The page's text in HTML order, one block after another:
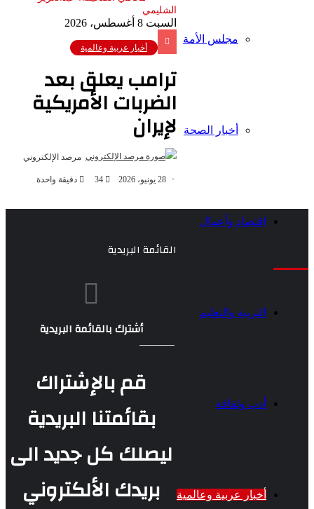
مجلس الأمة
أخبار الصحة
اقتصاد وأعمال
التربية والتعليم
أدب وثقافة
أخبار عربية وعالمية
أخبار عربية وعالمية
ترامب يعلق بعد
الضربات الأمريكية
لإيران
مرصد الإلكتروني
34 دقيقة واحدة
القائمة البريدية
أشترك بالقائمة البريدية
قم بالإشتراك
بقائمتنا البريدية
ليصلك كل جديد الى
بريدك الألكتروني